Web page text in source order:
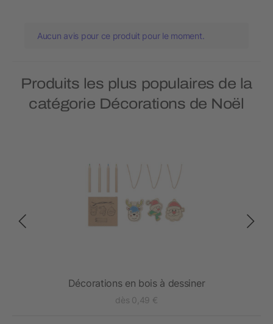
Aucun avis pour ce produit pour le moment.
Produits les plus populaires de la
catégorie Décorations de Noël
Décorations en bois à dessiner
dès 0,49 €